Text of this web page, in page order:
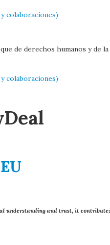
colaboraciones)
de derechos humanos y de
colaboraciones)
understanding and trust, it